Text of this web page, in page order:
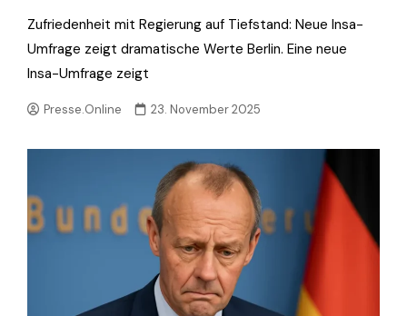
Zufriedenheit mit Regierung auf Tiefstand: Neue Insa-
Umfrage zeigt dramatische Werte Berlin. Eine neue
Insa-Umfrage zeigt
Presse.Online 23. November 2025